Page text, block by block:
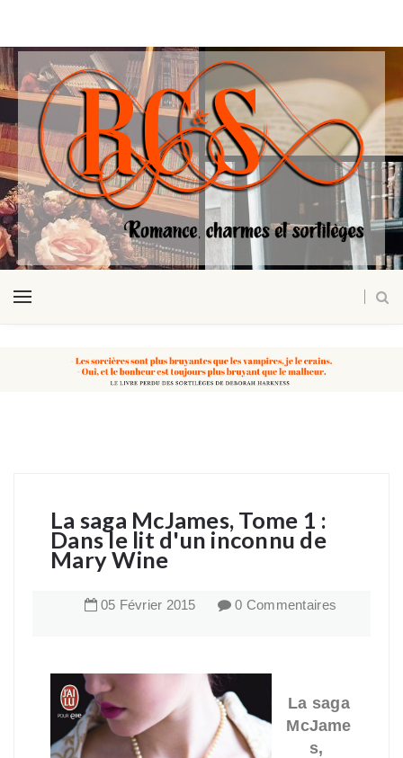
La saga McJames, Tome 1 :
Dans le lit d'un inconnu de
Mary Wine
05 Février 2015 0 Commentaires
La saga
McJame
s,